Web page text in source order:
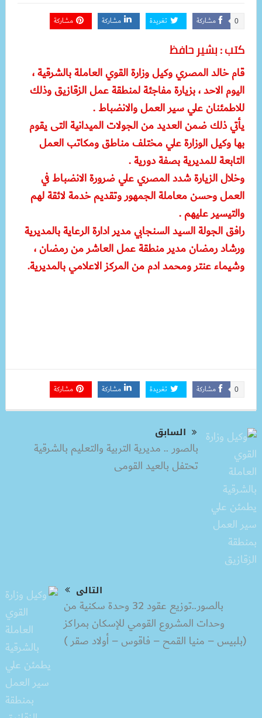
مشاركة 0 تغريدة مشاركة مشاركة
كتب : بشير حافظ
قام خالد المصري وكيل وزارة القوي العاملة بالشرقية ،
اليوم الاحد ، بزيارة مفاجئة لمنطقة عمل الزقازيق وذلك
للاطمئنان علي سير العمل والانضباط .
يأتي ذلك ضمن العديد من الجولات الميدانية التى يقوم
بها وكيل الوزارة علي مختلف مناطق ومكاتب العمل
التابعة للمديرية بصفة دورية .
وخلال الزيارة شدد المصري علي ضرورة الانضباط في
العمل وحسن معاملة الجمهور وتقديم خدمة لائقة لهم
والتيسير عليهم .
رافق الجولة السيد السنجابي مدير ادارة الرعاية بالمديرية
ورشاد رمضان مدير منطقة عمل العاشر من رمضان ،
وشيماء عنتر ومحمد ادم من المركز الاعلامي بالمديرية.
مشاركة 0 تغريدة مشاركة مشاركة
السابق
بالصور .. مديرية التربية والتعليم بالشرقية
تحتفل بالعيد القومى
التالى
بالصور..توزيع عقود 32 وحدة سكنية من
وحدات المشروع القومي للإسكان بمراكز
(بلبيس – منيا القمح – فاقوس – أولاد صقر )